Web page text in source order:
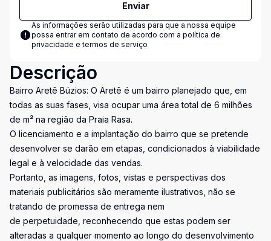
Enviar
As informações serão utilizadas para que a nossa equipe
possa entrar em contato de acordo com a política de
privacidade e termos de serviço
Descrição
Bairro Aretê Búzios: O Aretê é um bairro planejado que, em
todas as suas fases, visa ocupar uma área total de 6 milhões
de m² na região da Praia Rasa.
O licenciamento e a implantação do bairro que se pretende
desenvolver se darão em etapas, condicionados à viabilidade
legal e à velocidade das vendas.
Portanto, as imagens, fotos, vistas e perspectivas dos
materiais publicitários são meramente ilustrativos, não se
tratando de promessa de entrega nem
de perpetuidade, reconhecendo que estas podem ser
alteradas a qualquer momento ao longo do desenvolvimento